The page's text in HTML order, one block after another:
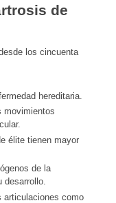
de
los cincuenta
hereditaria.
movimientos
élite tienen mayor
de la
desarrollo.
articulaciones como